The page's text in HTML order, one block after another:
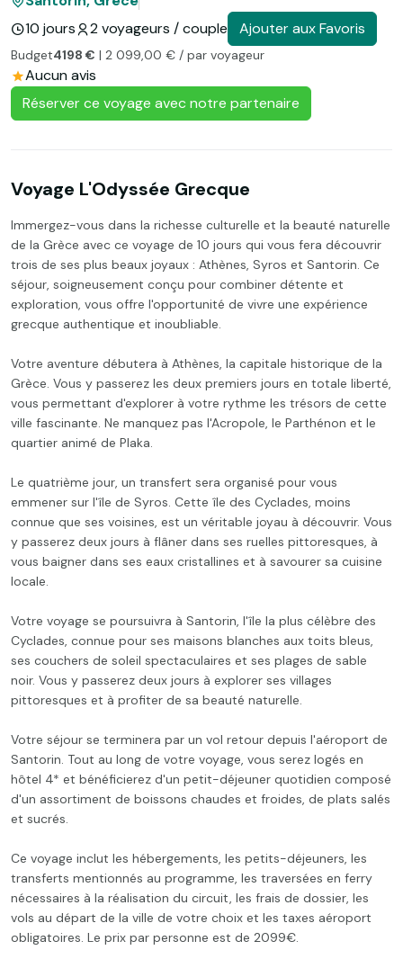
10 jours
2 voyageurs / couple Ajouter aux Favoris
Budget4198 € | 2 099,00 € / par voyageur
Aucun avis
Réserver ce voyage avec notre partenaire
Voyage L'Odyssée Grecque
Immergez-vous dans la richesse culturelle et la beauté naturelle
de la Grèce avec ce voyage de 10 jours qui vous fera découvrir
trois de ses plus beaux joyaux : Athènes, Syros et Santorin. Ce
séjour, soigneusement conçu pour combiner détente et
exploration, vous offre l'opportunité de vivre une expérience
grecque authentique et inoubliable.
Votre aventure débutera à Athènes, la capitale historique de la
Grèce. Vous y passerez les deux premiers jours en totale liberté,
vous permettant d'explorer à votre rythme les trésors de cette
ville fascinante. Ne manquez pas l'Acropole, le Parthénon et le
quartier animé de Plaka.
Le quatrième jour, un transfert sera organisé pour vous
emmener sur l'île de Syros. Cette île des Cyclades, moins
connue que ses voisines, est un véritable joyau à découvrir. Vous
y passerez deux jours à flâner dans ses ruelles pittoresques, à
vous baigner dans ses eaux cristallines et à savourer sa cuisine
locale.
Votre voyage se poursuivra à Santorin, l'île la plus célèbre des
Cyclades, connue pour ses maisons blanches aux toits bleus,
ses couchers de soleil spectaculaires et ses plages de sable
noir. Vous y passerez deux jours à explorer ses villages
pittoresques et à profiter de sa beauté naturelle.
Votre séjour se terminera par un vol retour depuis l'aéroport de
Santorin. Tout au long de votre voyage, vous serez logés en
hôtel 4* et bénéficierez d'un petit-déjeuner quotidien composé
d'un assortiment de boissons chaudes et froides, de plats salés
et sucrés.
Ce voyage inclut les hébergements, les petits-déjeuners, les
transferts mentionnés au programme, les traversées en ferry
nécessaires à la réalisation du circuit, les frais de dossier, les
vols au départ de la ville de votre choix et les taxes aéroport
obligatoires. Le prix par personne est de 2099€.